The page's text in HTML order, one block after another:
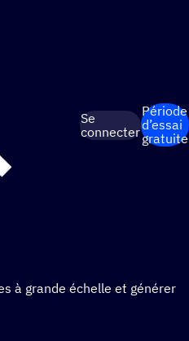
Se
connecter
Période
d’essai
gratuite
à grande échelle et générer